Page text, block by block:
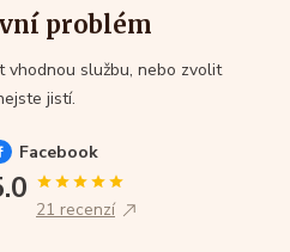
problém
vhodnou službu, nebo zvolit
jistí.
Facebook
21 recenzí